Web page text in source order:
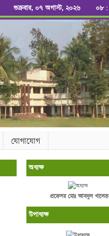
শুক্রবার, ০৭ অগাস্ট, ২০২৬ ০৮ :
যোগাযোগ
অধ্যক্ষ
প্রফেসর মোঃ আবদুল খালেক
উপাধ্যক্ষ